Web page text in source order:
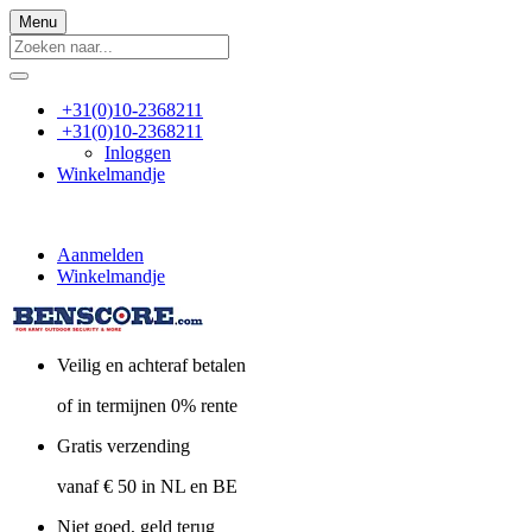
Menu
+31(0)10-2368211
+31(0)10-2368211
Inloggen
Winkelmandje
Aanmelden
Winkelmandje
Veilig en achteraf betalen
of in termijnen 0% rente
Gratis verzending
vanaf € 50 in NL en BE
Niet goed, geld terug